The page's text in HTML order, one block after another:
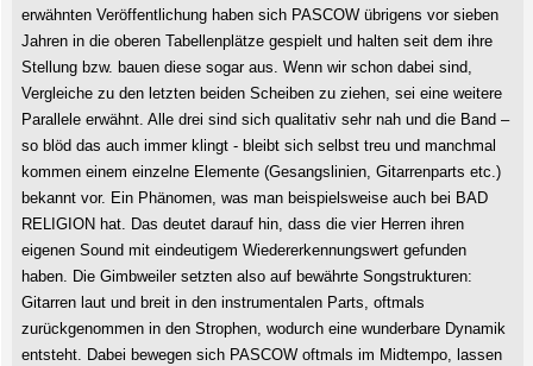
erwähnten Veröffentlichung haben sich PASCOW übrigens vor sieben
Jahren in die oberen Tabellenplätze gespielt und halten seit dem ihre
Stellung bzw. bauen diese sogar aus. Wenn wir schon dabei sind,
Vergleiche zu den letzten beiden Scheiben zu ziehen, sei eine weitere
Parallele erwähnt. Alle drei sind sich qualitativ sehr nah und die Band –
so blöd das auch immer klingt - bleibt sich selbst treu und manchmal
kommen einem einzelne Elemente (Gesangslinien, Gitarrenparts etc.)
bekannt vor. Ein Phänomen, was man beispielsweise auch bei BAD
RELIGION hat. Das deutet darauf hin, dass die vier Herren ihren
eigenen Sound mit eindeutigem Wiedererkennungswert gefunden
haben. Die Gimbweiler setzten also auf bewährte Songstrukturen:
Gitarren laut und breit in den instrumentalen Parts, oftmals
zurückgenommen in den Strophen, wodurch eine wunderbare Dynamik
entsteht. Dabei bewegen sich PASCOW oftmals im Midtempo, lassen